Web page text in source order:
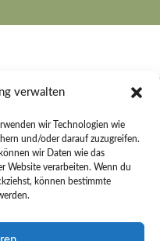
verwalten
wir Technologien wie
und/oder darauf zuzugreifen.
wir Daten wie das
Website verarbeiten. Wenn du
können bestimmte